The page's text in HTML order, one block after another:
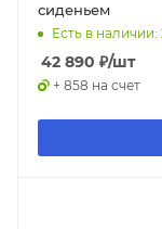
сиденьем
Есть в наличии:
42 890 ₽/шт
+ 858 на счет